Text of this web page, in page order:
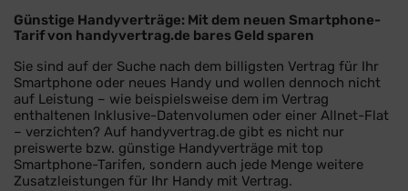
Günstige Handyverträge: Mit dem neuen Smartphone-
Tarif von handyvertrag.de bares Geld sparen
Sie sind auf der Suche nach dem billigsten Vertrag für Ihr
Smartphone oder neues Handy und wollen dennoch nicht
auf Leistung – wie beispielsweise dem im Vertrag
enthaltenen Inklusive-Datenvolumen oder einer Allnet-Flat
– verzichten? Auf handyvertrag.de gibt es nicht nur
preiswerte bzw. günstige Handyverträge mit top
Smartphone-Tarifen, sondern auch jede Menge weitere
Zusatzleistungen für Ihr Handy mit Vertrag.